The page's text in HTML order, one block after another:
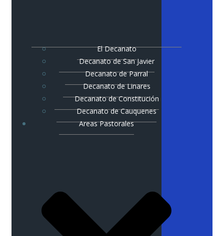
El Decanato
Decanato de San Javier
Decanato de Parral
Decanato de Linares
Decanato de Constitución
Decanato de Cauquenes
Areas Pastorales